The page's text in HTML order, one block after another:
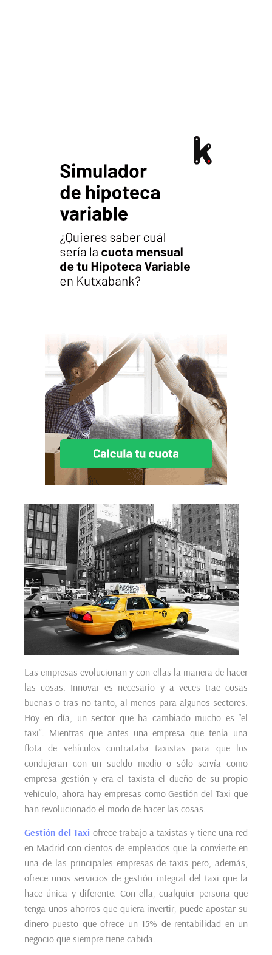
Las empresas evolucionan y con ellas la manera de hacer
las cosas. Innovar es necesario y a veces trae cosas
buenas o tras no tanto, al menos para algunos sectores.
Hoy en día, un sector que ha cambiado mucho es “el
taxi”. Mientras que antes una empresa que tenía una
flota de vehículos contrataba taxistas para que los
condujeran con un sueldo medio o sólo servía como
empresa gestión y era el taxista el dueño de su propio
vehículo, ahora hay empresas como Gestión del Taxi que
han revolucionado el modo de hacer las cosas.
Gestión del Taxi ofrece trabajo a taxistas y tiene una red
en Madrid con cientos de empleados que la convierte en
una de las principales empresas de taxis pero, además,
ofrece unos servicios de gestión integral del taxi que la
hace única y diferente. Con ella, cualquier persona que
tenga unos ahorros que quiera invertir, puede apostar su
dinero puesto que ofrece un 15% de rentabilidad en un
negocio que siempre tiene cabida.